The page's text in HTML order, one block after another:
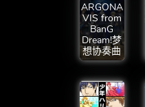
ARGONA
VIS from
BanG
Dream!梦
想协奏曲